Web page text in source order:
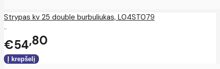
Strypas kv 25 double burbuliukas, L04ST079
..
€54 80